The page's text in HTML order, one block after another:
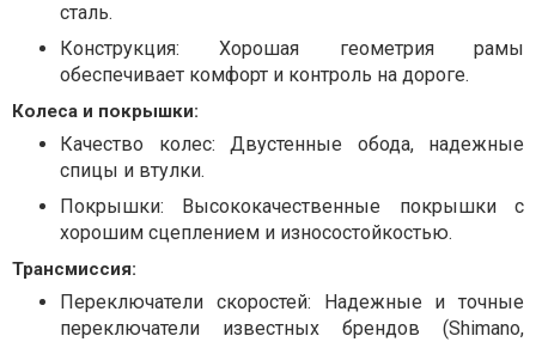
сталь.
Конструкция: Хорошая геометрия рамы
обеспечивает комфорт и контроль на дороге.
Колеса и покрышки:
Качество колес: Двустенные обода, надежные
спицы и втулки.
Покрышки: Высококачественные покрышки с
хорошим сцеплением и износостойкостью.
Трансмиссия:
Переключатели скоростей: Надежные и точные
переключатели известных брендов (Shimano,